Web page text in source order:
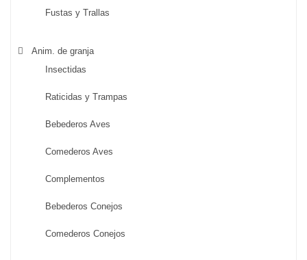
Fustas y Trallas
Anim. de granja
Insectidas
Raticidas y Trampas
Bebederos Aves
Comederos Aves
Complementos
Bebederos Conejos
Comederos Conejos